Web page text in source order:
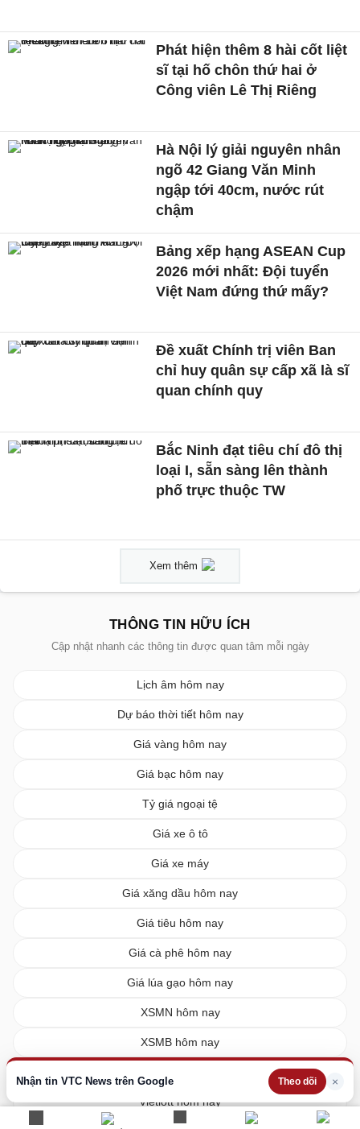
Nhận tin VTC News trên Google Theo dõi ×
Phát hiện thêm 8 hài cốt liệt
sĩ tại hố chôn thứ hai ở
Công viên Lê Thị Riêng
Hà Nội lý giải nguyên nhân
ngõ 42 Giang Văn Minh
ngập tới 40cm, nước rút
chậm
Bảng xếp hạng ASEAN Cup
2026 mới nhất: Đội tuyển
Việt Nam đứng thứ mấy?
Đề xuất Chính trị viên Ban
chỉ huy quân sự cấp xã là sĩ
quan chính quy
Bắc Ninh đạt tiêu chí đô thị
loại I, sẵn sàng lên thành
phố trực thuộc TW
Xem thêm
THÔNG TIN HỮU ÍCH
Cập nhật nhanh các thông tin được quan tâm mỗi ngày
Lịch âm hôm nay
Dự báo thời tiết hôm nay
Giá vàng hôm nay
Giá bạc hôm nay
Tỷ giá ngoại tệ
Giá xe ô tô
Giá xe máy
Giá xăng dầu hôm nay
Giá tiêu hôm nay
Giá cà phê hôm nay
Giá lúa gạo hôm nay
XSMN hôm nay
XSMB hôm nay
Vietlott hôm nay